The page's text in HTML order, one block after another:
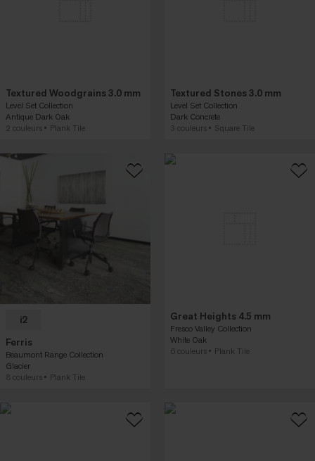
Textured Woodgrains 3.0 mm
Level Set Collection
Antique Dark Oak
2 couleurs
Plank Tile
Textured Stones 3.0 mm
Level Set Collection
Dark Concrete
3 couleurs
Square Tile
i2
Ferris
Beaumont Range Collection
Glacier
8 couleurs
Plank Tile
Great Heights 4.5 mm
Fresco Valley Collection
White Oak
6 couleurs
Plank Tile